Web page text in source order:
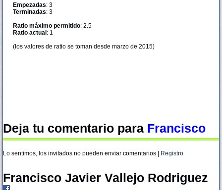
Empezadas: 3
Terminadas: 3
Ratio máximo permitido: 2.5
Ratio actual : 1
(los valores de ratio se toman desde marzo de 2015)
Deja tu comentario para Francisco
Lo sentimos, los invitados no pueden enviar comentarios | Registro
Francisco Javier Vallejo Rodriguez